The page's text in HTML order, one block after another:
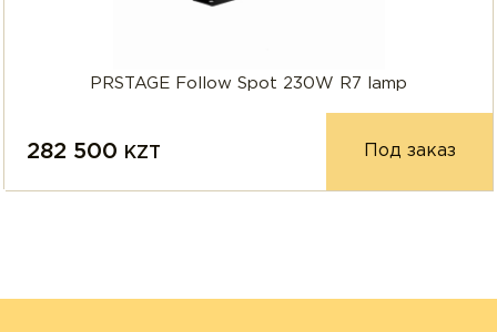
PRSTAGE Follow Spot 230W R7 lamp
282 500 KZT Под заказ